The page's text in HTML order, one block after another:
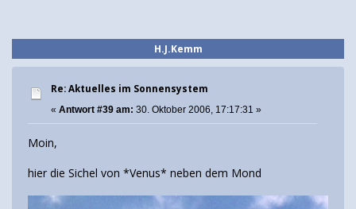
H.J.Kemm
Re: Aktuelles im Sonnensystem
« Antwort #39 am: 30. Oktober 2006, 17:17:31 »
Moin,
hier die Sichel von *Venus* neben dem Mond